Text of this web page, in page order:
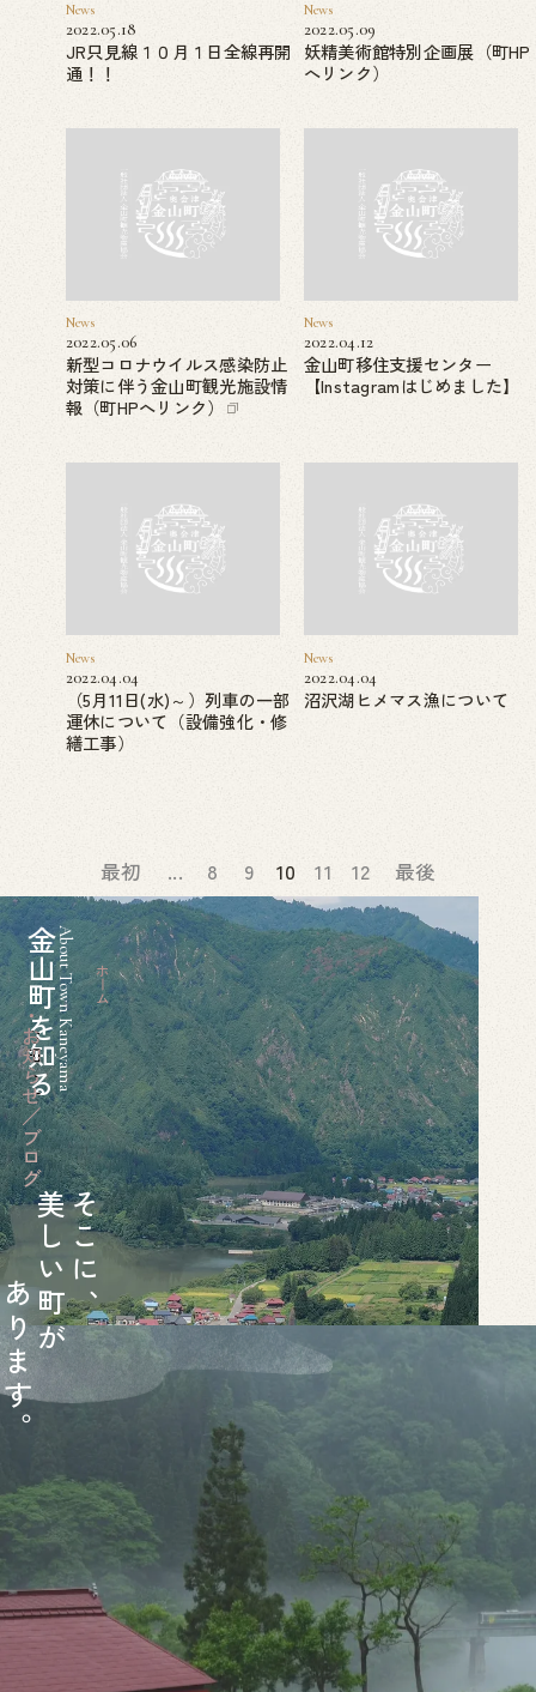
News
2022.05.18
JR只見線１０月１日全線再開
通！！
News
2022.05.09
妖精美術館特別企画展（町HP
へリンク）
News
2022.05.06
新型コロナウイルス感染防止
対策に伴う金山町観光施設情
報（町HPへリンク）
News
2022.04.12
金山町移住支援センター
【Instagramはじめました】
News
2022.04.04
（5月11日(水)～）列車の一部
運休について（設備強化・修
繕工事）
News
2022.04.04
沼沢湖ヒメマス漁について
最初 ... 8 9 10 11 12 最後
金山町を知るAbout Town Kaneyama ホーム
お知らせ／ブログ
そ
こ
に
、
美
し
い
町
が